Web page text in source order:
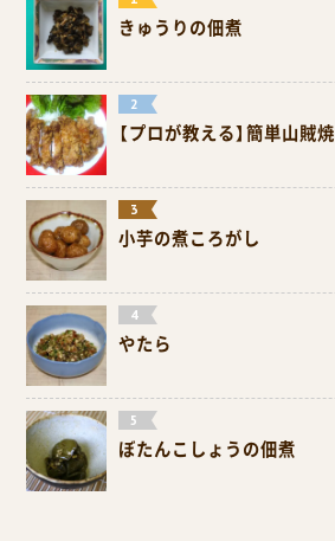
きゅうりの佃煮
【プロが教える】簡単山賊焼
小芋の煮ころがし
やたら
ぼたんこしょうの佃煮